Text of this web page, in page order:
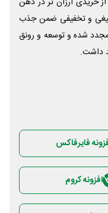
و تخفیفی ضمن جذب
شده و توسعه و رونق
داشت.
فایرفاکس
افزونه کروم